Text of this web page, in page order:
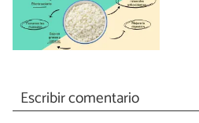
Escribir comentario